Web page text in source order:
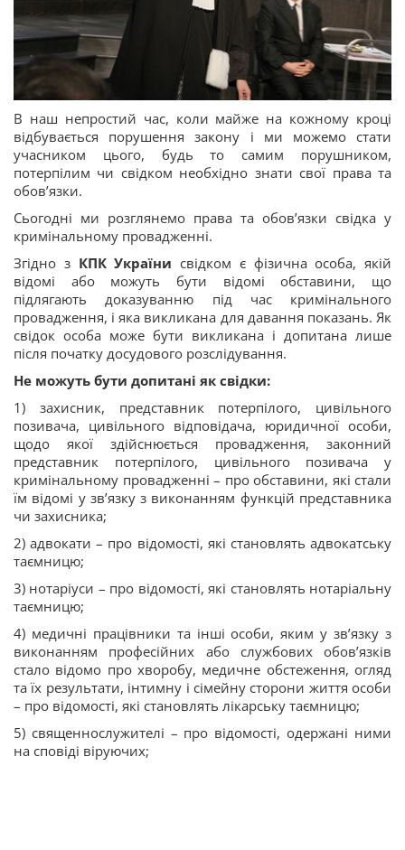
В наш непростий час, коли майже на кожному кроці
відбувається порушення закону і ми можемо стати
учасником цього, будь то самим порушником,
потерпілим чи свідком необхідно знати свої права та
обов’язки.
Сьогодні ми розглянемо права та обов’язки свідка у
кримінальному провадженні.
Згідно з КПК України свідком є фізична особа, якій
відомі або можуть бути відомі обставини, що
підлягають доказуванню під час кримінального
провадження, і яка викликана для давання показань. Як
свідок особа може бути викликана і допитана лише
після початку досудового розслідування.
Не можуть бути допитані як свідки:
1) захисник, представник потерпілого, цивільного
позивача, цивільного відповідача, юридичної особи,
щодо якої здійснюється провадження, законний
представник потерпілого, цивільного позивача у
кримінальному провадженні – про обставини, які стали
їм відомі у зв’язку з виконанням функцій представника
чи захисника;
2) адвокати – про відомості, які становлять адвокатську
таємницю;
3) нотаріуси – про відомості, які становлять нотаріальну
таємницю;
4) медичні працівники та інші особи, яким у зв’язку з
виконанням професійних або службових обов’язків
стало відомо про хворобу, медичне обстеження, огляд
та їх результати, інтимну і сімейну сторони життя особи
– про відомості, які становлять лікарську таємницю;
5) священнослужителі – про відомості, одержані ними
на сповіді віруючих;